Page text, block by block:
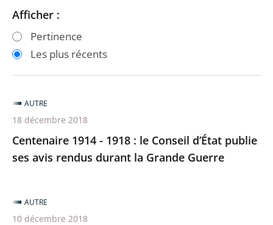
Passer
les
filtres
après
Passer
les
filtres
avant
Afficher :
Pertinence
Les plus récents
Centenaire 1914 - 1918 : le Conseil d’État publie
ses avis rendus durant la Grande Guerre
AUTRE
18 décembre 2018
AUTRE
10 décembre 2018